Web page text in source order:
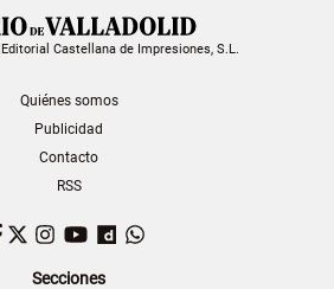
Castellana de Impresiones, S.L.
Quiénes somos
Publicidad
Contacto
RSS
Facebook
TwitterInstagram
YouTubeDailymotion
Secciones